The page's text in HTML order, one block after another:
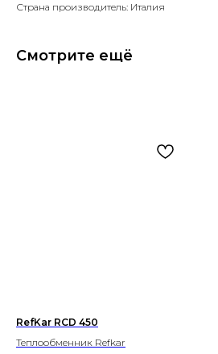
Страна производитель: Италия
Смотрите ещё
RefKar RCD 450
Теплообменник Refkar